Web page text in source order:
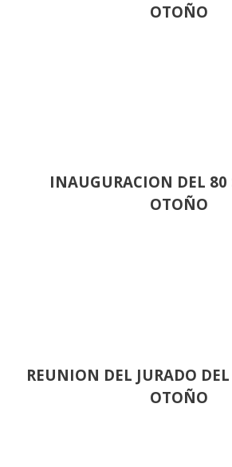
OTOÑO
INAUGURACION DEL 80
OTOÑO
REUNION DEL JURADO
OTOÑO